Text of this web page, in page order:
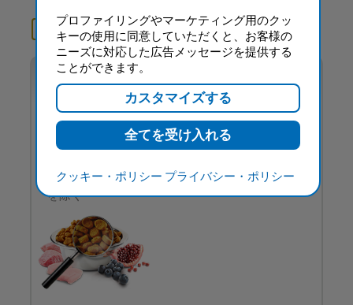
プロファイリングやマーケティング用のクッ
キーの使用に同意していただくと、お客様の
ニーズに対応した広告メッセージを提供する
ことができます。
クッキー・ポリシー プライバシー・ポリシー
ファルミナ オンラインストア
公式オンラインストアでお
求めいただけます
あなたの愛犬や愛猫の栄養ニーズに合ったファ
ルミナの商品を、スピーディで安全な方法でお
※ベットライフ、N&Dアンセストラルグレイン
を除く